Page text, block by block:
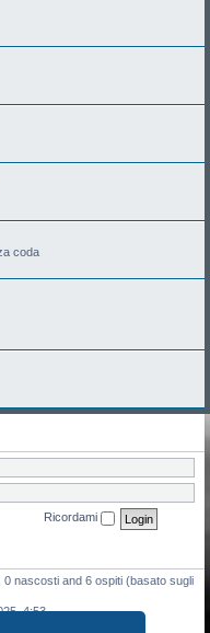
coda
Ricordami
nascosti and 6 ospiti (basato sugli
4:53